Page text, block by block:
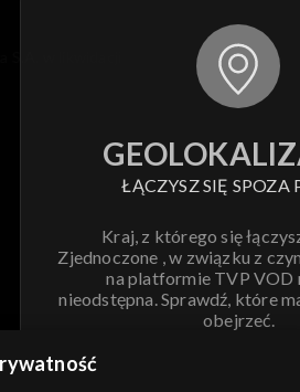
ŁĄCZYSZ SIĘ SPOZA
Kraj, z którego się
Zjednoczone , w związku z
na platformie TVP VOD
nieodstępna. Sprawdź, które
obejrzeć.